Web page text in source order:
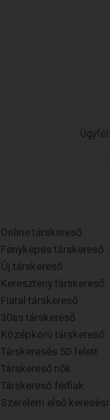
Online társkereső
Fényképes társkereső
Új társkereső
Keresztény társkereső
Fiatal társkereső
30as társkereső
Középkorú társkereső
Társkeresés 50 felett
Társkereső nők
Társkereső férfiak
Szerelem első